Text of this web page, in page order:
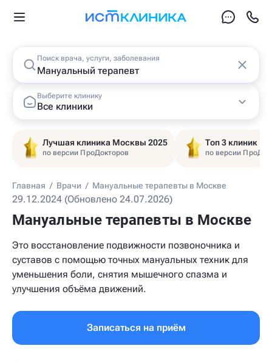
Поиск врача, услуги, заболевания
Выберите клинику
Все клиники
Лучшая клиника Москвы 2025
по версии ПроДокторов
Топ 3 клиник
по версии
Главная / Врачи / Мануальные терапевты в Москве
29.12.2024 (Обновлено 24.07.2026)
Мануальные терапевты в Москве
Это восстановление подвижности позвоночника и
суставов с помощью точных мануальных техник для
уменьшения боли, снятия мышечного спазма и
улучшения объёма движений.
Записаться на приём